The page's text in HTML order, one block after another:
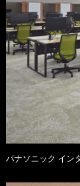
パナソニック イン